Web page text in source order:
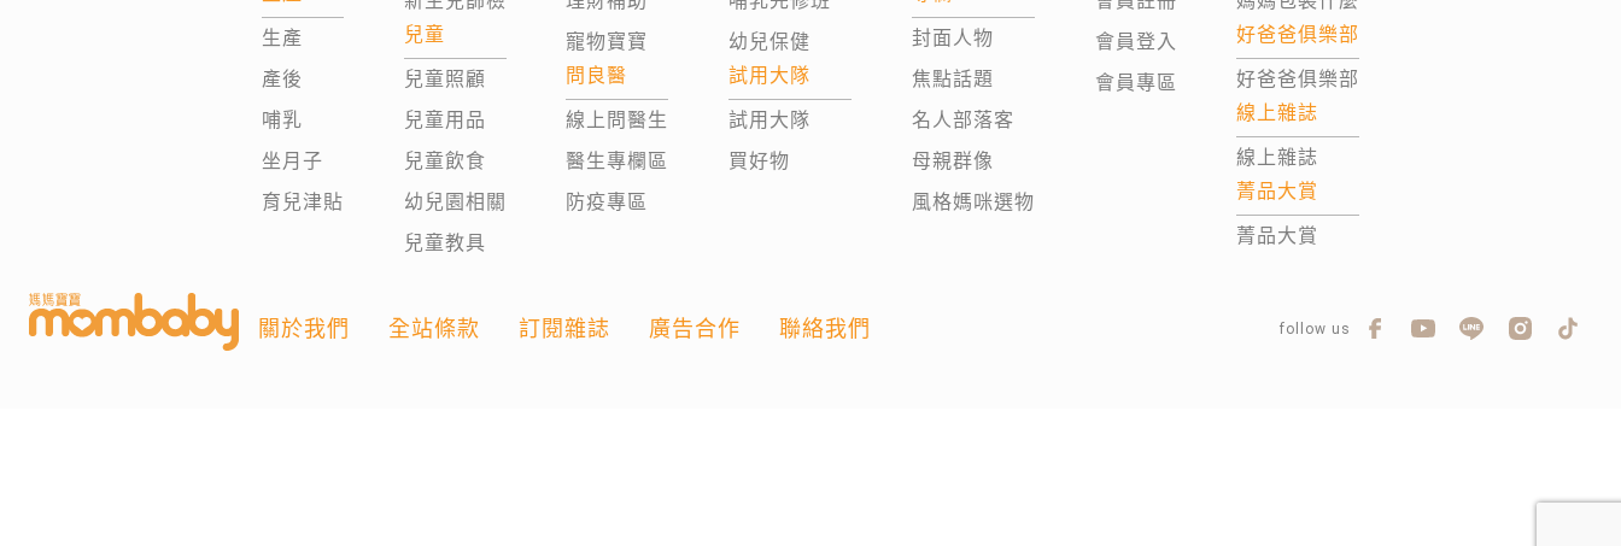
生產
產後
哺乳
坐月子
育兒津貼
兒童
兒童照顧
兒童用品
兒童飲食
幼兒園相關
兒童教具
寵物寶寶
問良醫
線上問醫生
醫生專欄區
防疫專區
幼兒保健
試用大隊
試用大隊
買好物
封面人物
焦點話題
名人部落客
母親群像
風格媽咪選物
會員登入
會員專區
好爸爸俱樂部
好爸爸俱樂部
線上雜誌
線上雜誌
菁品大賞
菁品大賞
關於我們 全站條款 訂閱雜誌 廣告合作 聯絡我們 follow us